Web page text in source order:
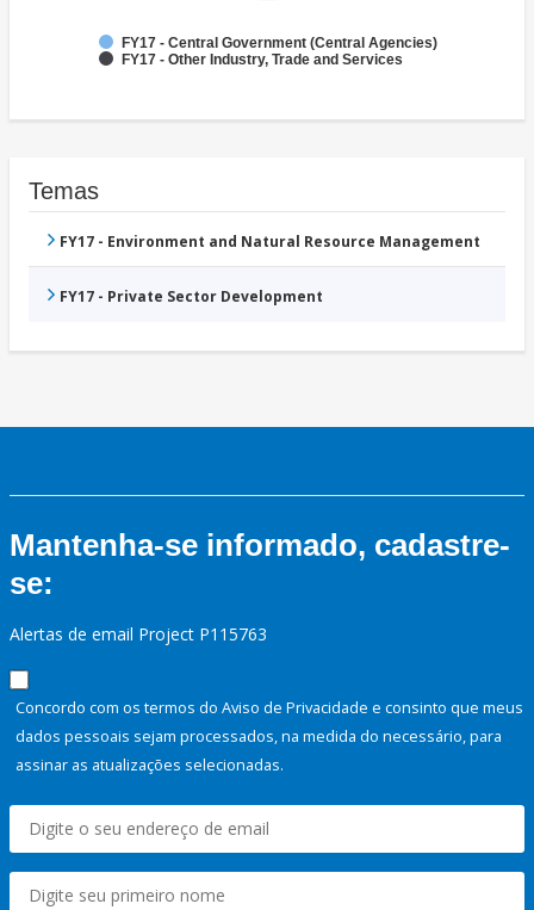
FY17 - Central Government (Central Agencies)
FY17 - Other Industry, Trade and Services
Temas
FY17 - Environment and Natural Resource Management
FY17 - Private Sector Development
Mantenha-se informado, cadastre-
se:
Alertas de email Project P115763
Concordo com os termos do Aviso de Privacidade e consinto que meus
dados pessoais sejam processados, na medida do necessário, para
assinar as atualizações selecionadas.